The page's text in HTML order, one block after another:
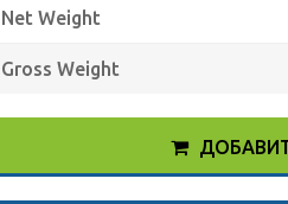
Net Weight
Gross Weight